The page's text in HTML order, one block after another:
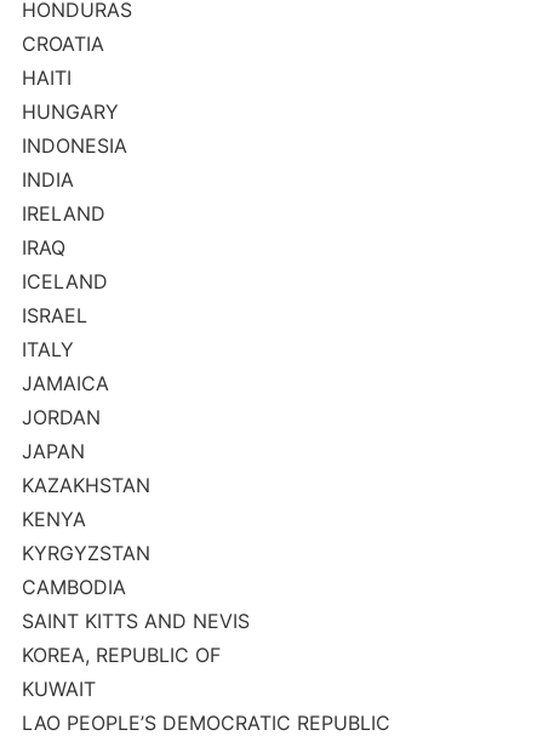
HONDURAS
CROATIA
HAITI
HUNGARY
INDONESIA
INDIA
IRELAND
IRAQ
ICELAND
ISRAEL
ITALY
JAMAICA
JORDAN
JAPAN
KAZAKHSTAN
KENYA
KYRGYZSTAN
CAMBODIA
SAINT KITTS AND NEVIS
KOREA, REPUBLIC OF
KUWAIT
LAO PEOPLE’S DEMOCRATIC REPUBLIC